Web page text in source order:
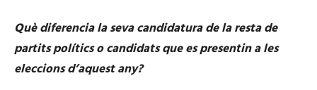
Què diferencia la seva candidatura de la resta de
partits polítics o candidats que es presentin a les
eleccions d’aquest any?